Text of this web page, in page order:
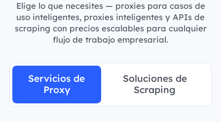
Elige lo que necesites — proxies para casos de
uso inteligentes, proxies inteligentes y APIs de
scraping con precios escalables para cualquier
flujo de trabajo empresarial.
Servicios de
Proxy
Soluciones de
Scraping